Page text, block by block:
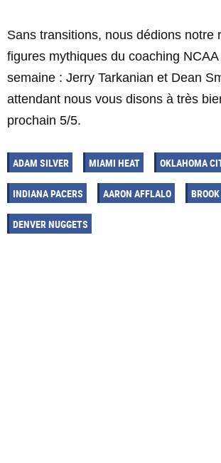
Sans transitions, nous dédions notre
figures mythiques du coaching
semaine : Jerry Tarkanian et Dean
attendant nous vous disons à très
prochain 5/5.
ADAM SILVER MIAMI HEAT OKLAHOMA
INDIANA PACERS AARON AFFLALO
DENVER NUGGETS